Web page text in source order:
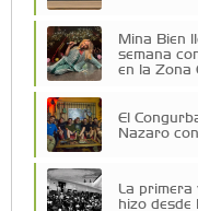
Mina Bien
semana
en la Zona
El
Nazaro
La primera
hizo desde